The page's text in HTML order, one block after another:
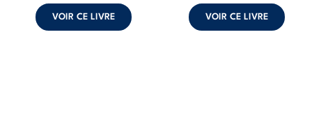
peuvent ...
VOIR CE LIVRE VOIR CE LIVRE